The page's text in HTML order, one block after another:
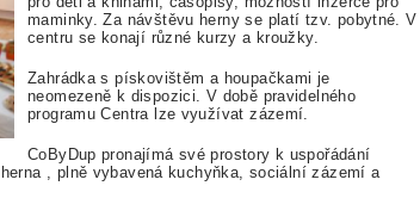
maminky. Za návštěvu herny se platí tzv. pobytné. V
centru se konají různé kurzy a kroužky.
Zahrádka s pískovištěm a houpačkami je
neomezeně k dispozici. V době pravidelného
programu Centra lze využívat zázemí.
CoByDup pronajímá své prostory k uspořádání
, plně vybavená kuchyňka, sociální zázemí a